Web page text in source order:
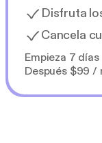
Disfruta
Cancela
Empieza 7
Después $99 /